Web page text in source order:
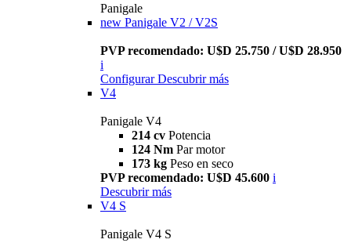
Panigale
new Panigale V2 / V2S
PVP recomendado: U$D 25.750 / U$D 28.950
i
Configurar Descubrir más
V4
Panigale V4
214 cv Potencia
124 Nm Par motor
173 kg Peso en seco
PVP recomendado: U$D 45.600 i
Descubrir más
V4 S
Panigale V4 S